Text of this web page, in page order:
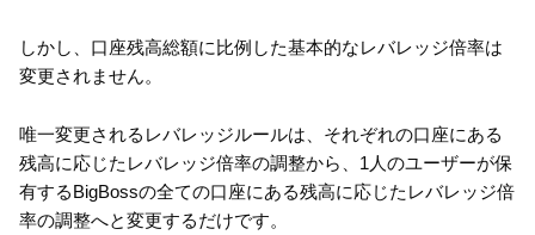
しかし、口座残高総額に比例した基本的なレバレッジ倍率は
変更されません。
唯一変更されるレバレッジルールは、それぞれの口座にある
残高に応じたレバレッジ倍率の調整から、1人のユーザーが保
有するBigBossの全ての口座にある残高に応じたレバレッジ倍
率の調整へと変更するだけです。